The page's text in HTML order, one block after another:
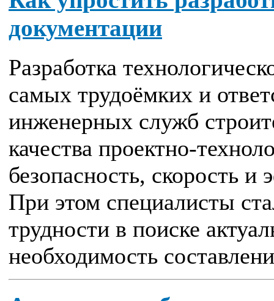
документации
Разработка
самых трудоёмких и
инженерных служб
качества проектно-
безопасность, скорость и
При этом специалисты
трудности в поиске
необходимость